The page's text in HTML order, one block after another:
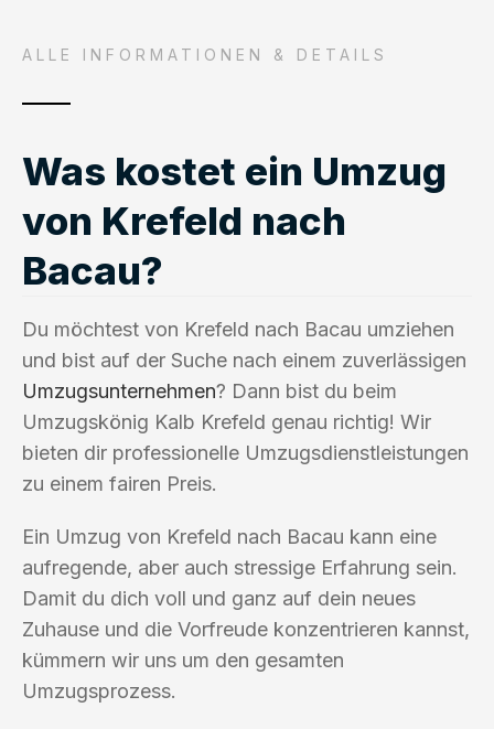
ALLE INFORMATIONEN & DETAILS
Was kostet ein Umzug
von Krefeld nach
Bacau?
Du möchtest von Krefeld nach Bacau umziehen
und bist auf der Suche nach einem zuverlässigen
Umzugsunternehmen? Dann bist du beim
Umzugskönig Kalb Krefeld genau richtig! Wir
bieten dir professionelle Umzugsdienstleistungen
zu einem fairen Preis.
Ein Umzug von Krefeld nach Bacau kann eine
aufregende, aber auch stressige Erfahrung sein.
Damit du dich voll und ganz auf dein neues
Zuhause und die Vorfreude konzentrieren kannst,
kümmern wir uns um den gesamten
Umzugsprozess.